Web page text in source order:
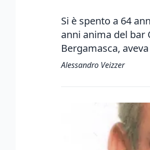
Si è spento a 64
anni anima del bar
Bergamasca,
Alessandro Veizzer